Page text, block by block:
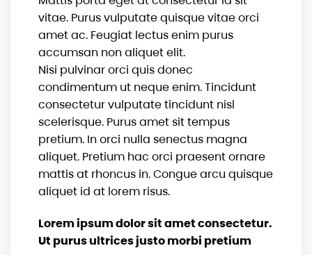
vitae. Purus vulputate quisque vitae orci
amet ac. Feugiat lectus enim purus
accumsan non aliquet elit.
Nisi pulvinar orci quis donec
condimentum ut neque enim. Tincidunt
consectetur vulputate tincidunt nisl
scelerisque. Purus amet sit tempus
pretium. In orci nulla senectus magna
aliquet. Pretium hac orci praesent ornare
mattis at rhoncus in. Congue arcu quisque
aliquet id at lorem risus.
Lorem ipsum dolor sit amet consectetur.
Ut purus ultrices justo morbi pretium